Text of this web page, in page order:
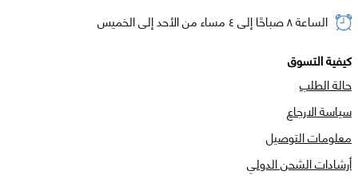
الساعة ٨ صباحًا إلى ٤ مساء من الأحد إلى الخميس
كيفية التسوق
حالة الطلب
سياسة الارجاع
معلومات التوصيل
أرشادات الشحن الدولي